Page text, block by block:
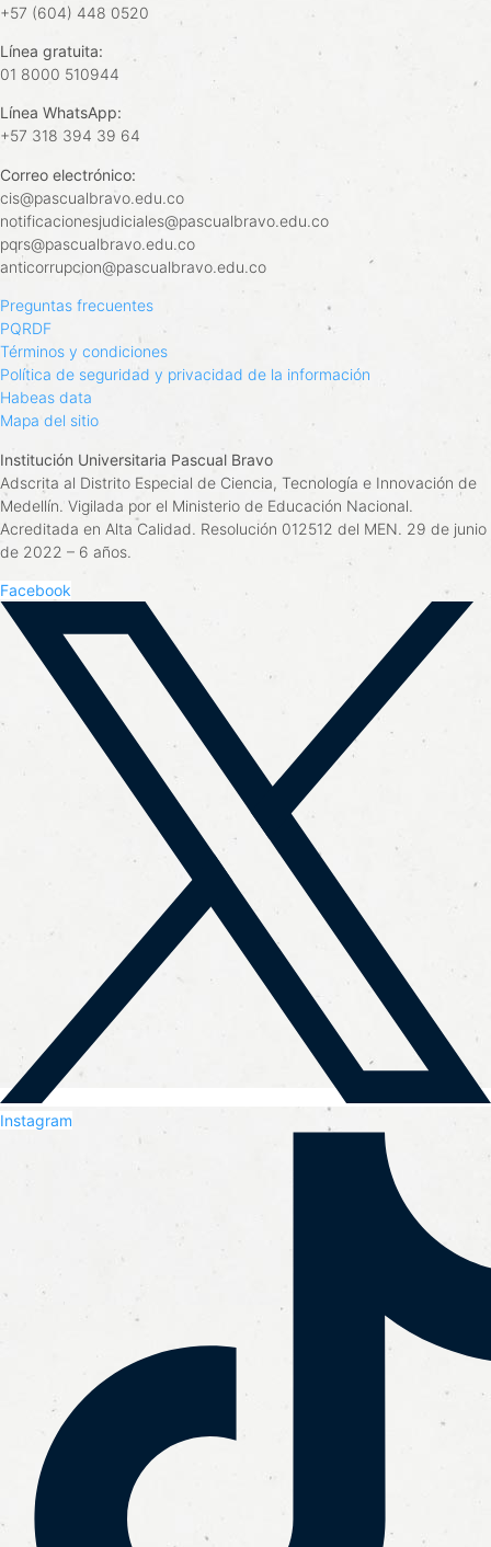
+57 (604) 448 0520
Línea gratuita:
01 8000 510944
Línea WhatsApp:
+57 318 394 39 64
Correo electrónico:
cis@pascualbravo.edu.co
notificacionesjudiciales@pascualbravo.edu.co
pqrs@pascualbravo.edu.co
anticorrupcion@pascualbravo.edu.co
Preguntas frecuentes
PQRDF
Términos y condiciones
Política de seguridad y privacidad de la información
Habeas data
Mapa del sitio
Institución Universitaria Pascual Bravo
Adscrita al Distrito Especial de Ciencia, Tecnología e Innovación de
Medellín. Vigilada por el Ministerio de Educación Nacional.
Acreditada en Alta Calidad. Resolución 012512 del MEN. 29 de junio
de 2022 – 6 años.
Facebook
Instagram